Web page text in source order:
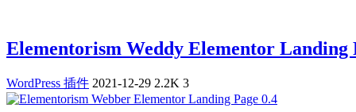
Elementorism Weddy Elementor Landing
WordPress 插件 2021-12-29 2.2K 3